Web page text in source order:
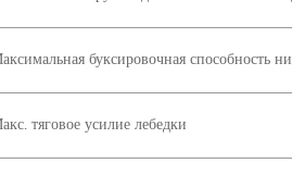
буксировочная способность
тяговое усилие лебедки